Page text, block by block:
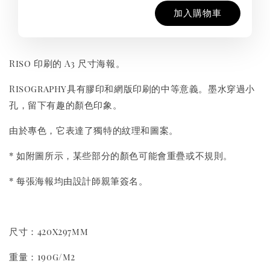
加入購物車
Riso 印刷的 A3 尺寸海報。
Risography具有膠印和網版印刷的中等意義。墨水穿過小
孔，留下有趣的顏色印象。
由於專色，它表達了獨特的紋理和圖案。
* 如附圖所示，某些部分的顏色可能會重疊或不規則。
* 每張海報均由設計師親筆簽名。
尺寸：420x297mm
重量：190g/m2